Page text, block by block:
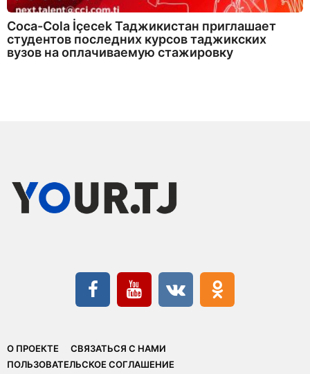
Coca-Cola İçecek Таджикистан приглашает
студентов последних курсов таджикских
вузов на оплачиваемую стажировку
О ПРОЕКТЕ
СВЯЗАТЬСЯ С НАМИ
ПОЛЬЗОВАТЕЛЬСКОЕ СОГЛАШЕНИЕ